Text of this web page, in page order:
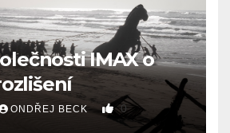
IMAX o
ONDŘEJ BECK 0